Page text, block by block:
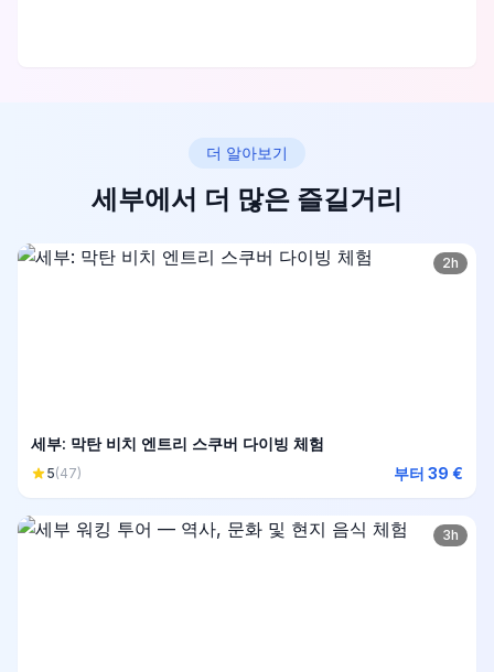
더 알아보기
세부에서 더 많은 즐길거리
2h
세부: 막탄 비치 엔트리 스쿠버 다이빙 체험
5(47) 부터 39 €
3h